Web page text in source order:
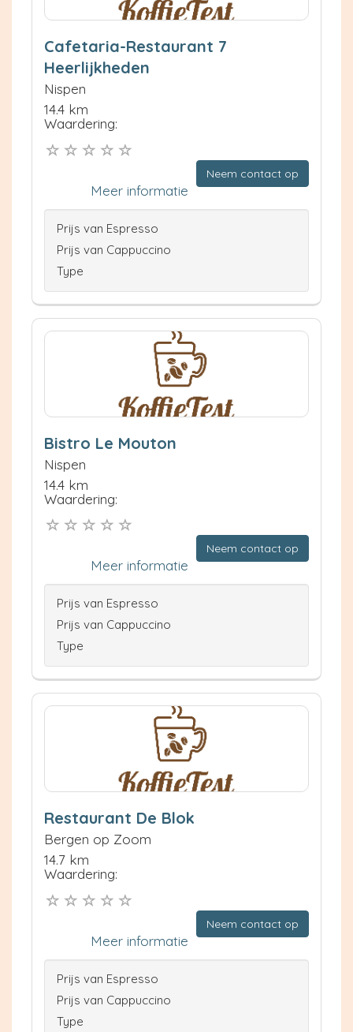
Cafetaria-Restaurant 7
Heerlijkheden
Nispen
14.4 km
Waardering:
Neem contact op
Meer informatie
Prijs van Espresso
Prijs van Cappuccino
Type
Bistro Le Mouton
Nispen
14.4 km
Waardering:
Neem contact op
Meer informatie
Prijs van Espresso
Prijs van Cappuccino
Type
Restaurant De Blok
Bergen op Zoom
14.7 km
Waardering:
Neem contact op
Meer informatie
Prijs van Espresso
Prijs van Cappuccino
Type